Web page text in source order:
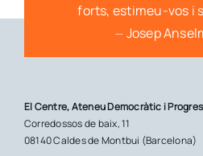
forts, estimeu-vos i
⏤ Josep
El Centre, Ateneu Democràtic i
Corredossos de baix, 11
08140 Caldes de Montbui (Barcelona)